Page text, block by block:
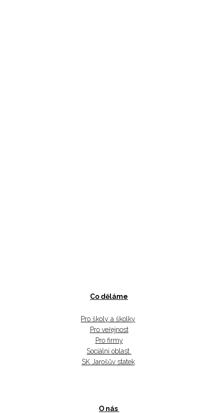
Co děláme
Pro školy a školky
Pro veřejnost
Pro firmy
Sociální oblast
SK Jarošův statek
O nás